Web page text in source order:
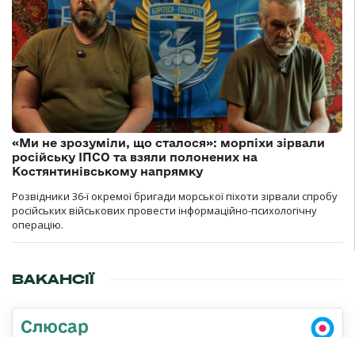
«Ми не зрозуміли, що сталося»: морпіхи зірвали
російську ІПСО та взяли полонених на
Костянтинівському напрямку
Розвідники 36-ї окремої бригади морської піхоти зірвали спробу
російських військових провести інформаційно-психологічну
операцію.
ВАКАНСІЇ
Слюсар